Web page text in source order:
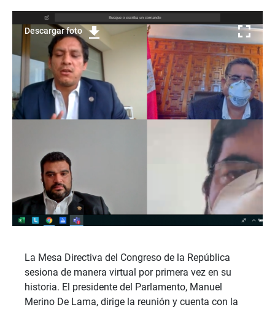
Descargar foto
La Mesa Directiva del Congreso de la República
sesiona de manera virtual por primera vez en su
historia. El presidente del Parlamento, Manuel
Merino De Lama, dirige la reunión y cuenta con la